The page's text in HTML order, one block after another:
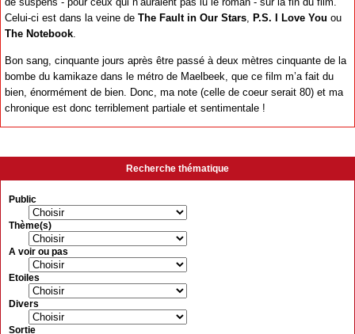
Celui-ci est dans la veine de The Fault in Our Stars, P.S. I Love You ou
The Notebook.
Bon sang, cinquante jours après être passé à deux mètres cinquante de la
bombe du kamikaze dans le métro de Maelbeek, que ce film m’a fait du
bien, énormément de bien. Donc, ma note (celle de coeur serait 80) et ma
chronique est donc terriblement partiale et sentimentale !
Recherche thématique
Public
Thème(s)
A voir ou pas
Etoiles
Divers
Sortie